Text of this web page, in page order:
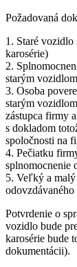
Požadovaná
1. Staré
karosérie)
2.
starým
3. Osoba
starým
zástupca firmy
s dokladom
spoločnosti na
4. Pečiatku
splnomocnenie
5. Veľký a
Potvrdenie o
vozidlo bude
karosérie bude
dokumentácii).